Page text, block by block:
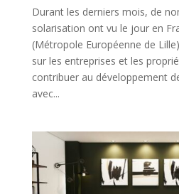
Durant les derniers mois, de
solarisation ont vu le jour en
(Métropole Européenne de
sur les entreprises et les
contribuer au développement
avec...